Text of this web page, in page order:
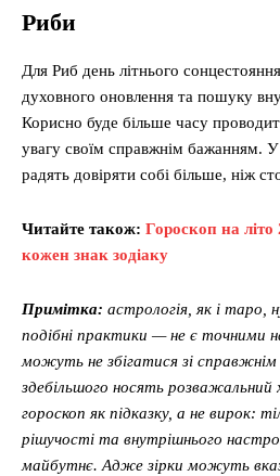
Риби
Для Риб день літнього
духовного оновлення та пошуку
Корисно буде більше часу
увагу своїм справжнім бажанням. У
радять довіряти собі більше, ніж
Читайте також: Гороскоп на літо
кожен знак зодіаку
Примітка: астрологія, як і таро,
подібні практики — не є точними
можуть не збігатися зі справжнім
здебільшого носять
гороскоп як підказку, а не вирок:
рішучості та внутрішнього
майбутнє. Адже зірки можуть